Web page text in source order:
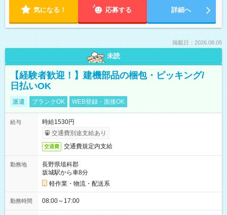
気になる！ 応募する 詳細へ
掲載日：2026.08.05
未読
【経験者歓迎！】建機部品の梱包・ピッキング/
日払いOK
派遣 ブランクOK WEB登録・面接OK
給与
時給1530円
交通費別途支給あり
交通費 交通費規定内支給
勤務地
長野県埴科郡
坂城駅から車8分
軽作業・物流・配送系
勤務時間 08:00～17:00